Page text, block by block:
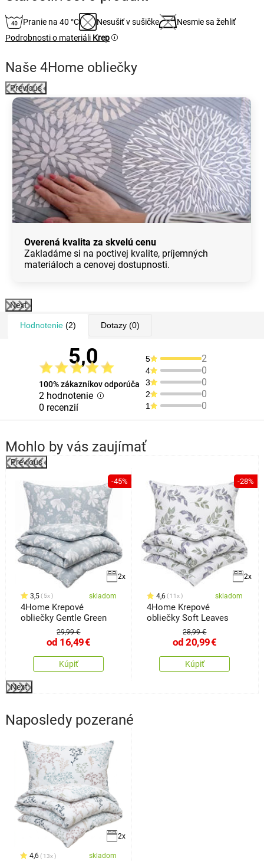
Pranie na 40 °C Nesušiť v sušičke
Nesmie sa žehliť
Podrobnosti o materiáli Krep
Naše 4Home obliečky
Previous
Overená kvalita za skvelú cenu
Zakladáme si na poctivej kvalite, príjemných
materiáloch a cenovej dostupnosti.
Next
Hodnotenie(2) Dotazy(0)
5,0
100% zákazníkov odporúča
2 hodnotenie
0 recenzií
5 2
4 0
3 0
2 0
1 0
Mohlo by vás zaujímať
Previous
-45%
2x
3,5 5x skladom
4Home Krepové
obliečky Gentle Green
29,99 €
od 16,49€
Kúpiť
-28%
2x
4,6 11x skladom
4Home Krepové
obliečky Soft Leaves
28,99 €
od 20,99€
Kúpiť
Next
Naposledy pozerané
2x
4,6 13x skladom